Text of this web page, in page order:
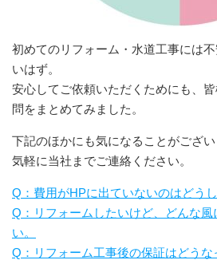
初めてのリフォーム・水道工事には
いはず。
安心してご依頼いただくためにも、
問をまとめてみました。
下記のほかにも気になることがござ
気軽に当社までご連絡ください。
Q：費用がHPに出ていないのはどう
Q：リフォームしたいけど、どんな
い。
Q：リフォーム工事後の保証はどうな